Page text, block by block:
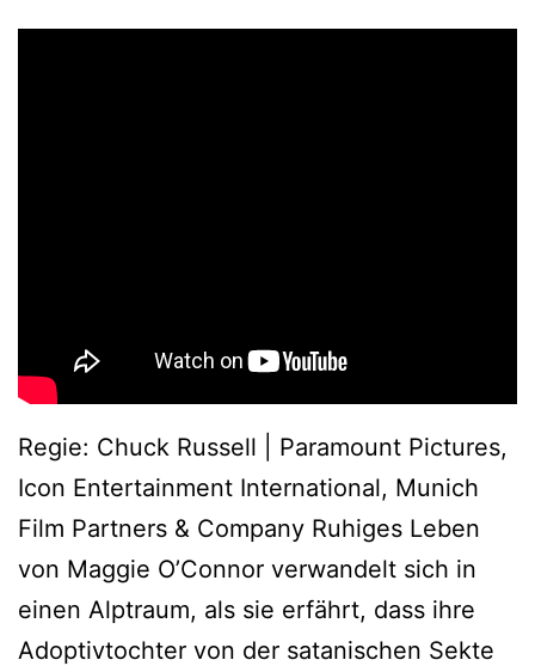
Regie: Chuck Russell | Paramount Pictures,
Icon Entertainment International, Munich
Film Partners & Company Ruhiges Leben
von Maggie O’Connor verwandelt sich in
einen Alptraum, als sie erfährt, dass ihre
Adoptivtochter von der satanischen Sekte